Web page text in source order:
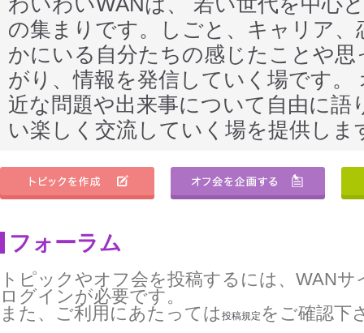
の集まりです。しごと、キャリア
かにいる自分たちの感じたことや
がり、情報を発信していく場です
近な問題や出来事について自由に
い楽しく交流していく場を提供しま
フォーラム
トピックやオフ会を投稿するには、WAN
ログインが必要です。
また、ご利用にあたっては 投稿規定 をご確認下